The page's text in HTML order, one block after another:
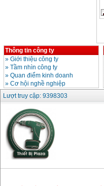
Thông tin công ty
» Giới thiệu công ty
» Tầm nhìn công ty
» Quan điểm kinh doanh
» Cơ hội nghề nghiệp
Lượt truy cập: 9398303